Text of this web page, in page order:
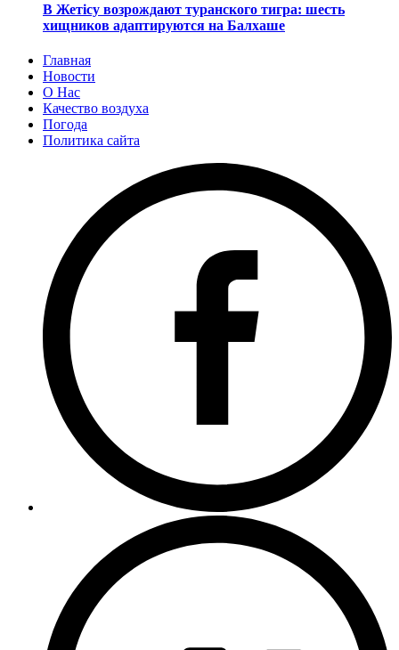
В Жетісу возрождают туранского тигра: шесть
хищников адаптируются на Балхаше
Главная
Новости
О Нас
Качество воздуха
Погода
Политика сайта